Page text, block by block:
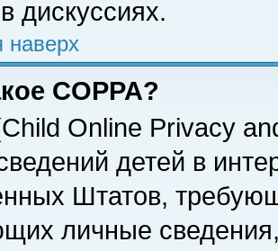
дискуссиях.
наверх
COPPA?
Online Privacy
детей в
Штатов,
личные